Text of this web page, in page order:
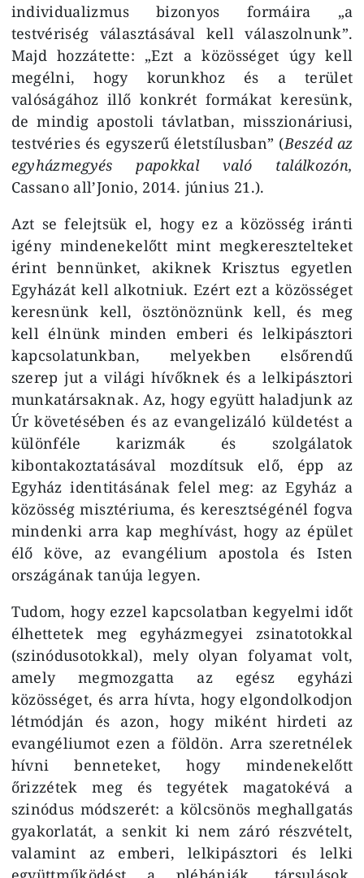
individualizmus bizonyos formáira „a
testvériség választásával kell válaszolnunk”.
Majd hozzátette: „Ezt a közösséget úgy kell
megélni, hogy korunkhoz és a terület
valóságához illő konkrét formákat keresünk,
de mindig apostoli távlatban, misszionáriusi,
testvéries és egyszerű életstílusban” (Beszéd az
egyházmegyés papokkal való találkozón,
Cassano all’Jonio, 2014. június 21.).
Azt se felejtsük el, hogy ez a közösség iránti
igény mindenekelőtt mint megkeresztelteket
érint bennünket, akiknek Krisztus egyetlen
Egyházát kell alkotniuk. Ezért ezt a közösséget
keresnünk kell, ösztönöznünk kell, és meg
kell élnünk minden emberi és lelkipásztori
kapcsolatunkban, melyekben elsőrendű
szerep jut a világi hívőknek és a lelkipásztori
munkatársaknak. Az, hogy együtt haladjunk az
Úr követésében és az evangelizáló küldetést a
különféle karizmák és szolgálatok
kibontakoztatásával mozdítsuk elő, épp az
Egyház identitásának felel meg: az Egyház a
közösség misztériuma, és keresztségénél fogva
mindenki arra kap meghívást, hogy az épület
élő köve, az evangélium apostola és Isten
országának tanúja legyen.
Tudom, hogy ezzel kapcsolatban kegyelmi időt
élhettetek meg egyházmegyei zsinatotokkal
(szinódusotokkal), mely olyan folyamat volt,
amely megmozgatta az egész egyházi
közösséget, és arra hívta, hogy elgondolkodjon
létmódján és azon, hogy miként hirdeti az
evangéliumot ezen a földön. Arra szeretnélek
hívni benneteket, hogy mindenekelőtt
őrizzétek meg és tegyétek magatokévá a
szinódus módszerét: a kölcsönös meghallgatás
gyakorlatát, a senkit ki nem záró részvételt,
valamint az emberi, lelkipásztori és lelki